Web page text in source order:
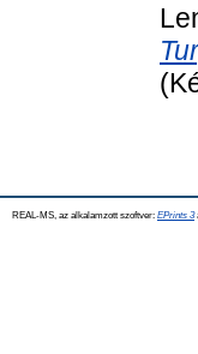
REAL-MS, az alkalamzott szoftver: EPrints 3